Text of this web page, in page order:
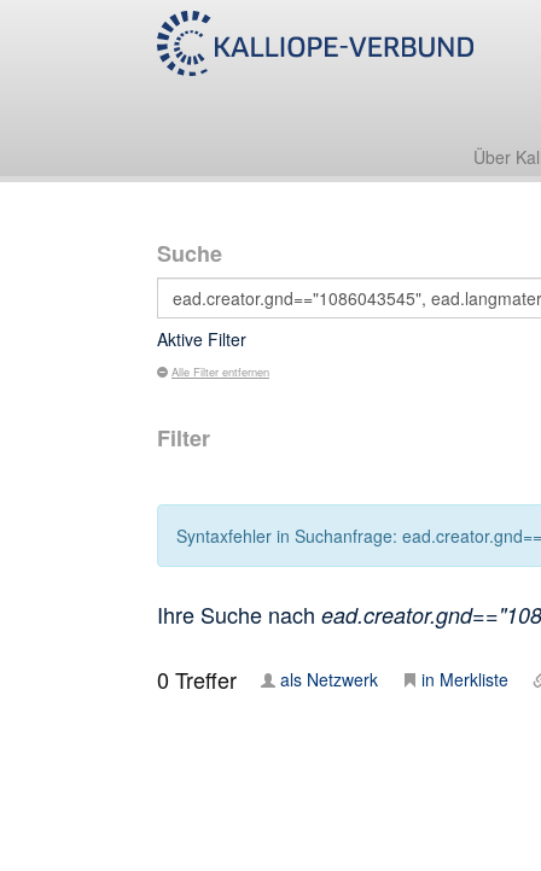
Über
Suche
Aktive Filter
Alle Filter entfernen
Filter
Syntaxfehler in Suchanfrage:
Ihre Suche nach
0Treffer als Netzwerk in Merkliste